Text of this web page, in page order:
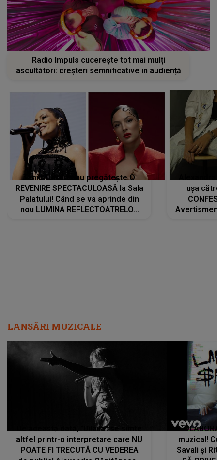
Radio Impuls cucerește tot mai mulți
ascultători: creșteri semnificative în audiență
Tania Turtureanu pregătește O
REVENIRE SPECTACULOASĂ la Sala
Palatului! Când se va aprinde din
nou LUMINA REFLECTOATRELOR
ușa
LANSĂRI MUZICALE
De această dată, "Dilaila" se simte
altfel printr-o interpretare care NU
POATE FI TRECUTĂ CU VEDEREA
muzical!
Savali și